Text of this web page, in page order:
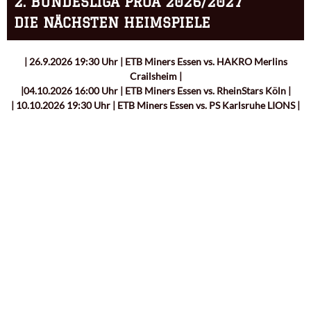
DIE NÄCHSTEN HEIMSPIELE
| 26.9.2026 19:30 Uhr | ETB Miners Essen vs. HAKRO Merlins
Crailsheim |
|04.10.2026 16:00 Uhr | ETB Miners Essen vs. RheinStars Köln |
| 10.10.2026 19:30 Uhr | ETB Miners Essen vs. PS Karlsruhe LIONS |